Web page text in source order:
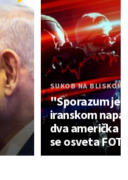
SUKOB NA BLISKOM
"Sporazum je
iranskom
dva američka
se osveta